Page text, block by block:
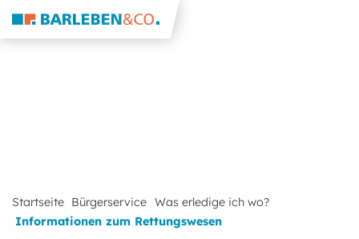
Startseite Bürgerservice Was erledige ich wo?
Informationen zum Rettungswesen